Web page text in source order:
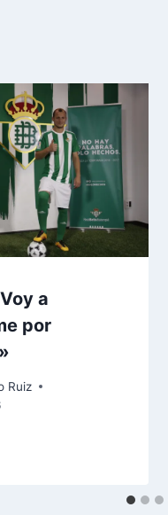
a
por
Ruiz